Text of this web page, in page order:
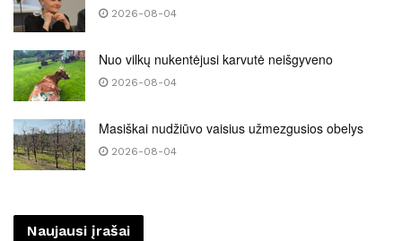
2026-08-04
Nuo vilkų nukentėjusi karvutė neišgyveno
2026-08-04
Masiškai nudžiūvo vaisius užmezgusios obelys
2026-08-04
Naujausi įrašai